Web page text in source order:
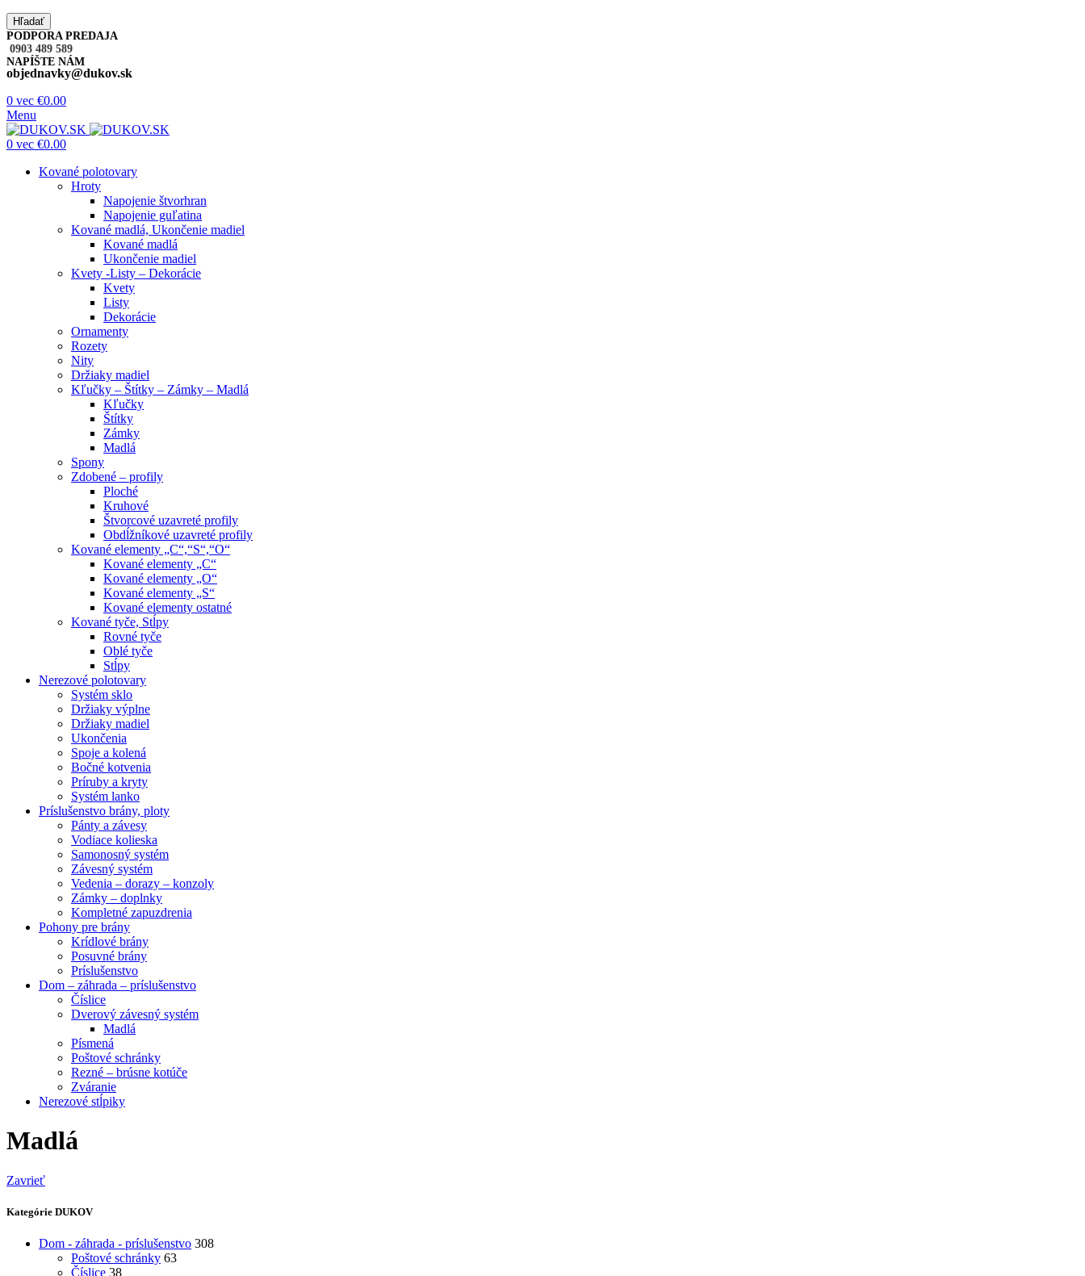
Hľadať
PODPORA PREDAJA
0903 489 589
NAPÍŠTE NÁM
objednavky@dukov.sk
0 vec €0.00
Menu
0 vec €0.00
Kované polotovary
Hroty
Napojenie štvorhran
Napojenie guľatina
Kované madlá, Ukončenie madiel
Kované madlá
Ukončenie madiel
Kvety -Listy – Dekorácie
Kvety
Listy
Dekorácie
Ornamenty
Rozety
Nity
Držiaky madiel
Kľučky – Štítky – Zámky – Madlá
Kľučky
Štítky
Zámky
Madlá
Spony
Zdobené – profily
Ploché
Kruhové
Štvorcové uzavreté profily
Obdĺžníkové uzavreté profily
Kované elementy „C“,“S“,“O“
Kované elementy „C“
Kované elementy „O“
Kované elementy „S“
Kované elementy ostatné
Kované tyče, Stĺpy
Rovné tyče
Oblé tyče
Stĺpy
Nerezové polotovary
Systém sklo
Držiaky výplne
Držiaky madiel
Ukončenia
Spoje a kolená
Bočné kotvenia
Príruby a kryty
Systém lanko
Príslušenstvo brány, ploty
Pánty a závesy
Vodiace kolieska
Samonosný systém
Závesný systém
Vedenia – dorazy – konzoly
Zámky – doplnky
Kompletné zapuzdrenia
Pohony pre brány
Krídlové brány
Posuvné brány
Príslušenstvo
Dom – záhrada – príslušenstvo
Číslice
Dverový závesný systém
Madlá
Písmená
Poštové schránky
Rezné – brúsne kotúče
Zváranie
Nerezové stĺpiky
Madlá
Zavrieť
Kategórie DUKOV
Dom - záhrada - príslušenstvo 308
Poštové schránky 63
Číslice 38